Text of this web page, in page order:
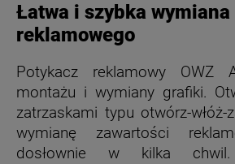
Łatwa i szybka
reklamowego
Potykacz reklamowy
montażu i wymiany grafiki.
zatrzaskami typu otwórz-włóż-
wymianę zawartości
dosłownie w kilka chwil.